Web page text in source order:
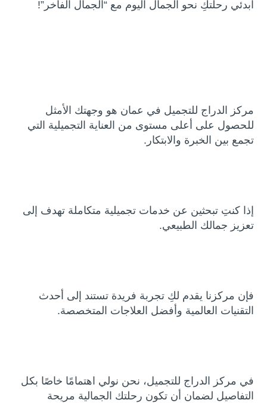
ابدئي رحلتكِ نحو الجمال اليوم مع “الجمال الفاخر”!
مركز الدراج للتجميل في عمان هو وجهتك الأمثل
للحصول على أعلى مستوى من العناية التجميلية التي
تجمع بين الخبرة والابتكار.
إذا كنتِ تبحثين عن خدمات تجميلية متكاملة تهدف إلى
تعزيز جمالك الطبيعي.
فإن مركزنا يقدم لكِ تجربة فريدة تستند إلى أحدث
التقنيات العالمية وأفضل العلاجات المتخصصة.
في مركز الدراج للتجميل، نحن نولي اهتمامًا خاصًا بكل
التفاصيل لضمان أن تكون رحلتك الجمالية مريحة